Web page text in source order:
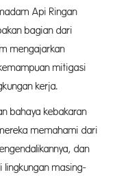
Api Ringan
bagian dari
mengajarkan
mitigasi
kerja.
bahaya kebakaran
memahami dari
dan
lingkungan masing-